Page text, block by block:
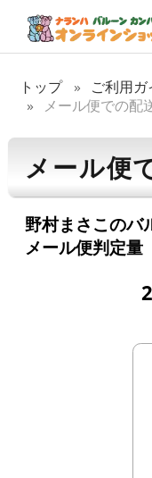
トップ ご利用ガ
メール便での配
メール便
野村まさこのバ
メール便判定量